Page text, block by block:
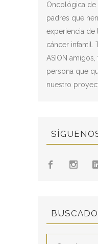
Oncológica de
padres que
experiencia de
cáncer infantil.
ASION
persona que
nuestro